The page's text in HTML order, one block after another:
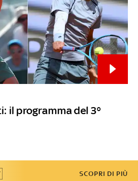
il programma del 3°
SCOPRI DI PIÙ